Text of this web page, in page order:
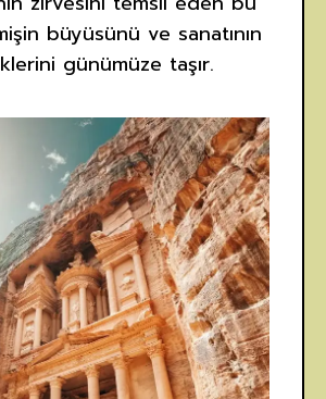
büyüsünü ve sanatının
günümüze taşır.